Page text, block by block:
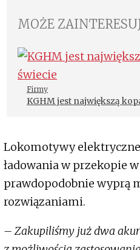
MOŻE
Firmy
KGHM jest największą
Lokomotywy
ładowania w przekopie
prawdopodobnie wyprą
rozwiązaniami.
– Zakupiliśmy już dwa